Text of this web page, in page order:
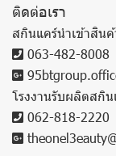
ติดต่อเรา
สกินแคร์นำเข้าสิน
063-482-8008
โรงงานรับผลิตสกิ
062-818-2220